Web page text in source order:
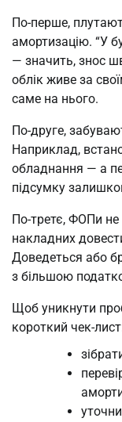
По-перше,
амортизацію. “У
— значить, знос
облік живе за
саме на нього.
По-друге,
Наприклад,
обладнання — а
підсумку
По-третє, ФОПи не
накладних
Доведеться або
з більшою
Щоб уникнути
короткий чек-